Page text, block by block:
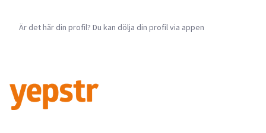
Är det här din profil? Du kan dölja din profil via appen